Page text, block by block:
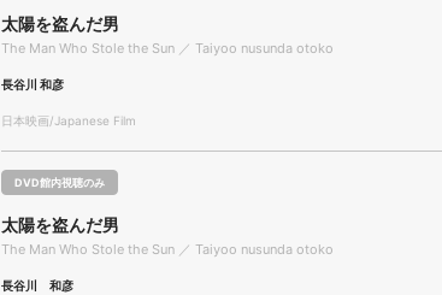
太陽を盗んだ男
The Man Who Stole the Sun ／ Taiyoo nusunda otoko
長谷川 和彦
日本映画/Japanese Film
DVD館内視聴のみ
太陽を盗んだ男
The Man Who Stole the Sun ／ Taiyoo nusunda otoko
長谷川 和彦